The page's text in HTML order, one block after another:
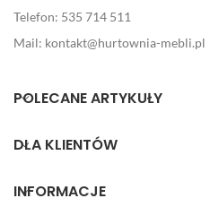
Telefon: 535 714 511
Mail: kontakt@hurtownia-mebli.pl
POLECANE ARTYKUŁY
DLA KLIENTÓW
INFORMACJE